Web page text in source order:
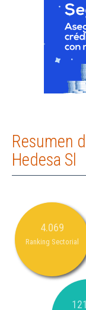
Resumen
Hedesa Sl
4.069
Ranking Sectorial